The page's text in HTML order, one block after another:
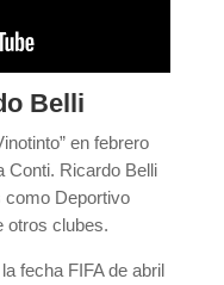
Belli
en febrero
Conti. Ricardo Belli
como Deportivo
otros clubes.
fecha FIFA de abril